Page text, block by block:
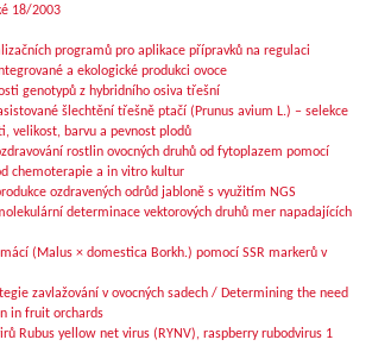
18/2003
programů pro aplikace přípravků na regulaci
a ekologické produkci ovoce
genotypů z hybridního osiva třešní
šlechtění třešně ptačí (Prunus avium L.) – selekce
velikost, barvu a pevnost plodů
rostlin ovocných druhů od fytoplazem pomocí
chemoterapie a in vitro kultur
ozdravených odrůd jabloně s využitím NGS
determinace vektorových druhů mer napadajících
(Malus × domestica Borkh.) pomocí SSR markerů v
zavlažování v ovocných sadech / Determining the need
in fruit orchards
Rubus yellow net virus (RYNV), raspberry rubodvirus 1